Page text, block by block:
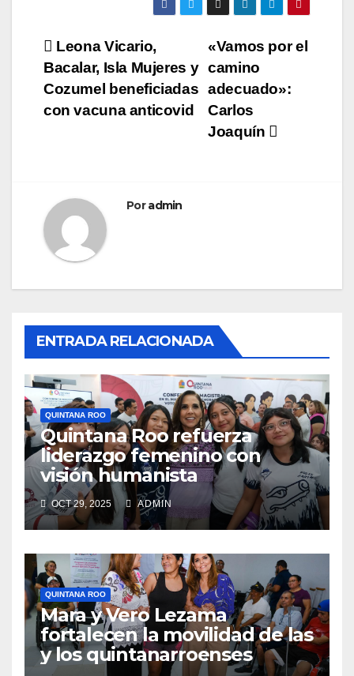
Navegación
de
entradas
«Vamos por el
camino
adecuado»:
Carlos
Joaquín
Leona Vicario,
Bacalar, Isla Mujeres y
Cozumel beneficiadas
con vacuna anticovid
Poradmin
ENTRADA RELACIONADA
QUINTANA ROO
Quintana Roo refuerza
liderazgo femenino con
visión humanista
OCT 29, 2025 ADMIN
QUINTANA ROO
Mara y Vero Lezama
fortalecen la movilidad de las
y los quintanarroenses